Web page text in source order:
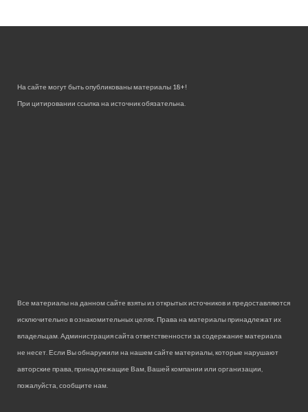
На сайте могут быть опубликованы материалы 18+!
При цитировании ссылка на источник обязательна.
Все материалы на данном сайте взяты из открытых источников и предоставляются
исключительно в ознакомительных целях. Права на материалы принадлежат их
владельцам. Администрация сайта ответственности за содержание материала
не несет. Если Вы обнаружили на нашем сайте материалы, которые нарушают
авторские права, принадлежащие Вам, Вашей компании или организации,
пожалуйста, сообщите нам.